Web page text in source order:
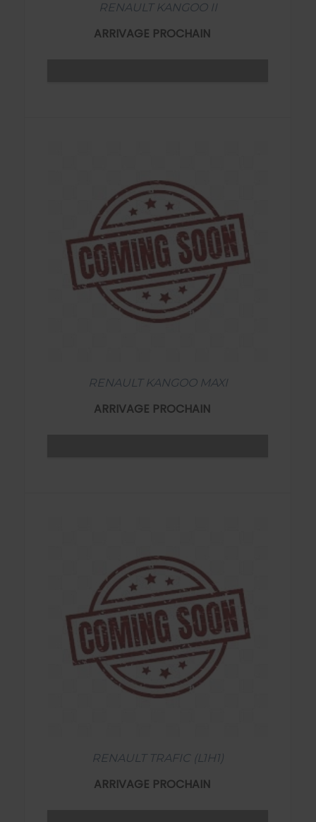
RENAULT KANGOO II
ARRIVAGE PROCHAIN
RENAULT KANGOO MAXI
ARRIVAGE PROCHAIN
RENAULT TRAFIC (L1H1)
ARRIVAGE PROCHAIN